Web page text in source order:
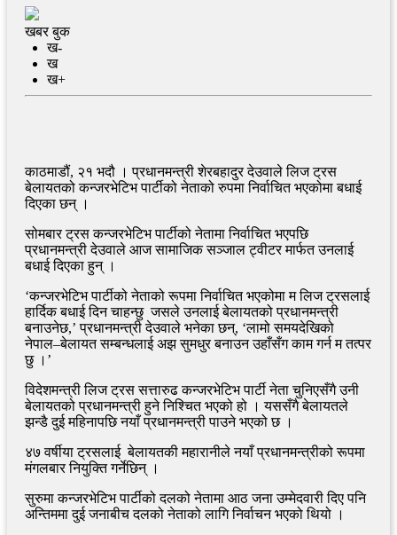
खबर बुक
ख-
ख
ख+
काठमाडौं, २१ भदौ । प्रधानमन्त्री शेरबहादुर देउवाले लिज ट्रस
बेलायतको कन्जरभेटिभ पार्टीको नेताको रुपमा निर्वाचित भएकोमा बधाई
दिएका छन् ।
सोमबार ट्रस कन्जरभेटिभ पार्टीको नेतामा निर्वाचित भएपछि
प्रधानमन्त्री देउवाले आज सामाजिक सञ्जाल ट्वीटर मार्फत उनलाई
बधाई दिएका हुन् ।
‘कन्जरभेटिभ पार्टीको नेताको रूपमा निर्वाचित भएकोमा म लिज ट्रसलाई
हार्दिक बधाई दिन चाहन्छु जसले उनलाई बेलायतको प्रधानमन्त्री
बनाउनेछ,’ प्रधानमन्त्री देउवाले भनेका छन्, ‘लामो समयदेखिको
नेपाल–बेलायत सम्बन्धलाई अझ सुमधुर बनाउन उहाँसँग काम गर्न म तत्पर
छु ।’
विदेशमन्त्री लिज ट्रस सत्तारुढ कन्जरभेटिभ पार्टी नेता चुनिएसँगै उनी
बेलायतको प्रधानमन्त्री हुने निश्चित भएको हो । यससँगै बेलायतले
झन्डै दुई महिनापछि नयाँ प्रधानमन्त्री पाउने भएको छ ।
४७ वर्षीया ट्रसलाई बेलायतकी महारानीले नयाँ प्रधानमन्त्रीको रूपमा
मंगलबार नियुक्ति गर्नेछिन् ।
सुरुमा कन्जरभेटिभ पार्टीको दलको नेतामा आठ जना उम्मेदवारी दिए पनि
अन्तिममा दुई जनाबीच दलको नेताको लागि निर्वाचन भएको थियो ।